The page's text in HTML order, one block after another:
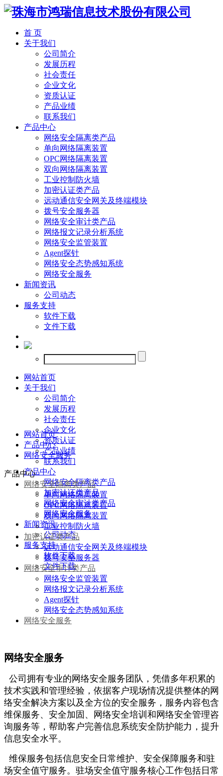
首 页
关于我们
公司简介
发展历程
社会责任
企业文化
资质认证
产品业绩
联系我们
产品中心
网络安全隔离类产品
单向网络隔离装置
OPC网络隔离装置
双向网络隔离装置
工业控制防火墙
加密认证类产品
远动通信安全网关及终端模块
拨号安全服务器
网络安全审计类产品
网络报文记录分析系统
网络安全监管装置
Agent探针
网络安全态势感知系统
网络安全服务
新闻资讯
公司动态
服务支持
软件下载
文件下载
网站首页
关于我们
公司简介
发展历程
社会责任
企业文化
资质认证
产品业绩
联系我们
产品中心
网络安全隔离类产品
加密认证类产品
网络安全审计类产品
网络安全服务
新闻资讯
公司动态
服务支持
软件下载
文件下载
网站首页
产品中心
网络安全服务
产品中心
网络安全隔离类产品
单向网络隔离装置
OPC网络隔离装置
双向网络隔离装置
工业控制防火墙
加密认证类产品
远动通信安全网关及终端模块
拨号安全服务器
网络安全审计类产品
网络安全监管装置
网络报文记录分析系统
Agent探针
网络安全态势感知系统
网络安全服务
网络安全服务
公司拥有专业的网络安全服务团队，凭借多年积累的
技术实践和管理经验，依据客户现场情况提供整体的网
络安全解决方案以及全方位的安全服务，服务内容包含
维保服务、安全加固、网络安全培训和网络安全管理咨
询服务等，帮助客户完善信息系统安全防护能力，提升
信息安全水平。
维保服务包括信息安全日常维护、安全保障服务和驻
场安全值守服务。驻场安全值守服务核心工作包括日常